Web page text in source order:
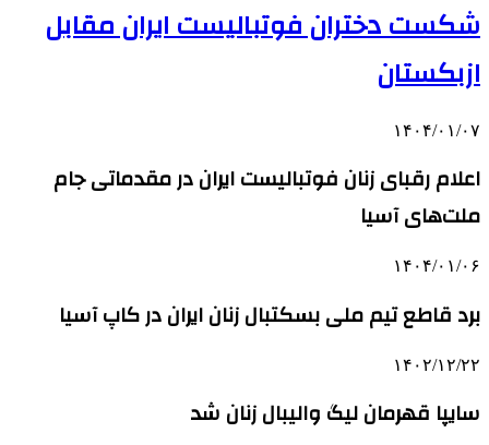
شکست دختران فوتبالیست ایران مقابل
ازبکستان
۱۴۰۴/۰۱/۰۷
اعلام رقبای زنان فوتبالیست ایران در مقدماتی جام
ملت‌های آسیا
۱۴۰۴/۰۱/۰۶
برد قاطع تیم ملی بسکتبال زنان ایران در کاپ آسیا
۱۴۰۲/۱۲/۲۲
سایپا قهرمان لیگ والیبال زنان شد